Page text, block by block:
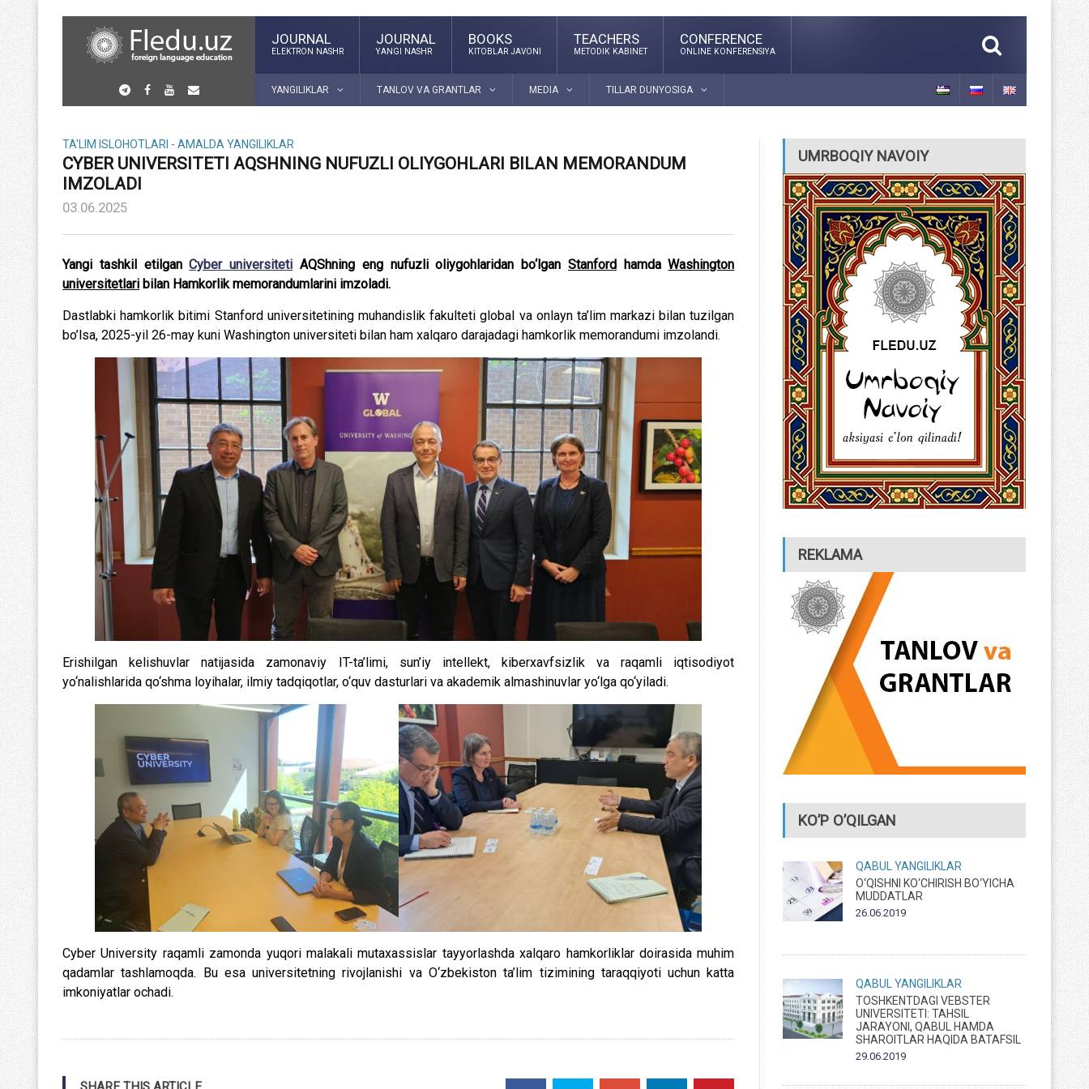
JOURNAL
ELEKTRON NASHR
JOURNAL
YANGI NASHR
BOOKS
KITOBLAR JAVONI
TEACHERS
METODIK KABINET
CONFERENCE
ONLINE KONFERENSIYA
YANGILIKLAR TANLOV VA GRANTLAR MEDIA TILLAR DUNYOSIGA
TA'LIM ISLOHOTLARI - AMALDA YANGILIKLAR
CYBER UNIVERSITETI AQSHNING NUFUZLI OLIYGOHLARI BILAN MEMORANDUM
IMZOLADI
03.06.2025
Yangi tashkil etilganCyber universiteti AQShning eng nufuzli oliygohlaridan bo‘lgan StanfordhamdaWashington
universitetlari bilan Hamkorlik memorandumlarini imzoladi.
Dastlabki hamkorlik bitimi Stanford universitetining muhandislik fakulteti global va onlayn ta’lim markazi bilan tuzilgan
bo’lsa, 2025-yil 26-may kuni Washington universiteti bilan ham xalqaro darajadagi hamkorlik memorandumi imzolandi.
Erishilgan kelishuvlar natijasida zamonaviy IT-ta’limi, sun’iy intellekt, kiberxavfsizlik va raqamli iqtisodiyot
yo‘nalishlarida qo‘shma loyihalar, ilmiy tadqiqotlar, o‘quv dasturlari va akademik almashinuvlar yo‘lga qo‘yiladi.
Cyber University raqamli zamonda yuqori malakali mutaxassislar tayyorlashda xalqaro hamkorliklar doirasida muhim
qadamlar tashlamoqda. Bu esa universitetning rivojlanishi va O‘zbekiston ta’lim tizimining taraqqiyoti uchun katta
imkoniyatlar ochadi.
UMRBOQIY NAVOIY
REKLAMA
KO’P O’QILGAN
QABUL
YANGILIKLAR
O‘QISHNI KO‘CHIRISH BO‘YICHA
MUDDATLAR
26.06.2019
QABUL
YANGILIKLAR
TOSHKENTDAGI VEBSTER
UNIVERSITETI: TAHSIL
JARAYONI, QABUL HAMDA
SHAROITLAR HAQIDA BATAFSIL
29.06.2019